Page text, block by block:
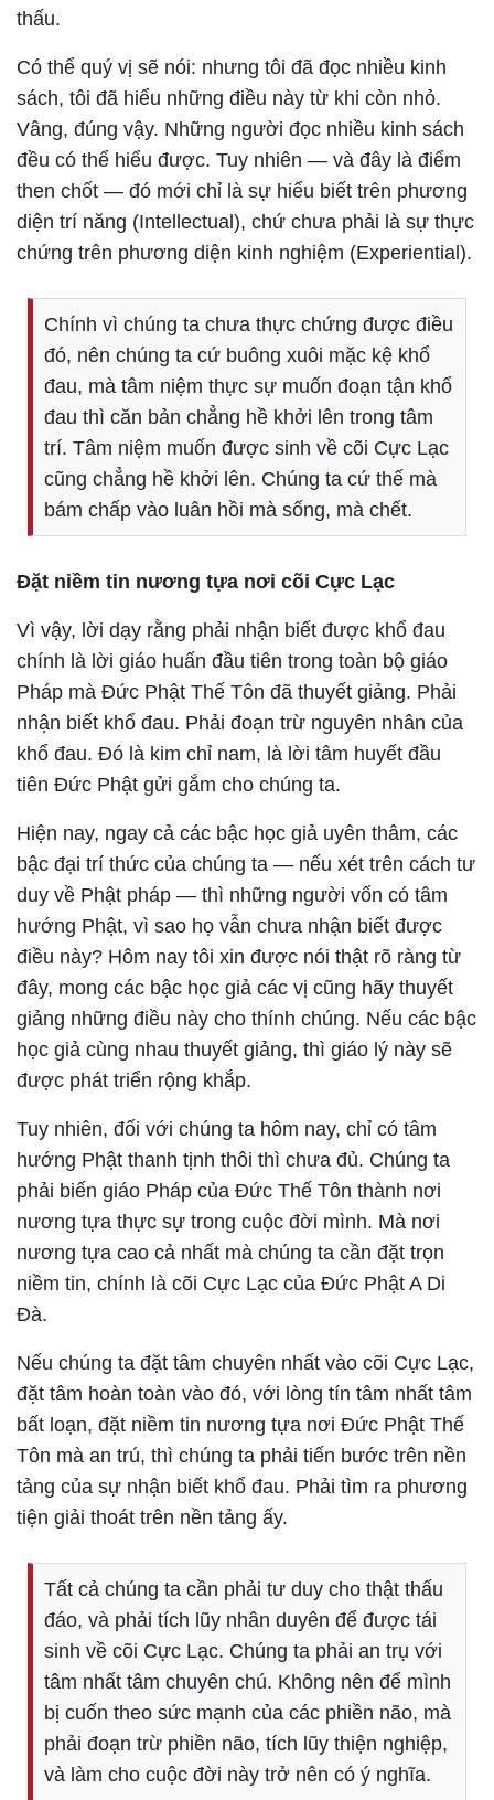
thấu.
Có thể quý vị sẽ nói: nhưng tôi đã đọc nhiều kinh
sách, tôi đã hiểu những điều này từ khi còn nhỏ.
Vâng, đúng vậy. Những người đọc nhiều kinh sách
đều có thể hiểu được. Tuy nhiên — và đây là điểm
then chốt — đó mới chỉ là sự hiểu biết trên phương
diện trí năng (Intellectual), chứ chưa phải là sự thực
chứng trên phương diện kinh nghiệm (Experiential).
Chính vì chúng ta chưa thực chứng được điều
đó, nên chúng ta cứ buông xuôi mặc kệ khổ
đau, mà tâm niệm thực sự muốn đoạn tận khổ
đau thì căn bản chẳng hề khởi lên trong tâm
trí. Tâm niệm muốn được sinh về cõi Cực Lạc
cũng chẳng hề khởi lên. Chúng ta cứ thế mà
bám chấp vào luân hồi mà sống, mà chết.
Đặt niềm tin nương tựa nơi cõi Cực Lạc
Vì vậy, lời dạy rằng phải nhận biết được khổ đau
chính là lời giáo huấn đầu tiên trong toàn bộ giáo
Pháp mà Đức Phật Thế Tôn đã thuyết giảng. Phải
nhận biết khổ đau. Phải đoạn trừ nguyên nhân của
khổ đau. Đó là kim chỉ nam, là lời tâm huyết đầu
tiên Đức Phật gửi gắm cho chúng ta.
Hiện nay, ngay cả các bậc học giả uyên thâm, các
bậc đại trí thức của chúng ta — nếu xét trên cách tư
duy về Phật pháp — thì những người vốn có tâm
hướng Phật, vì sao họ vẫn chưa nhận biết được
điều này? Hôm nay tôi xin được nói thật rõ ràng từ
đây, mong các bậc học giả các vị cũng hãy thuyết
giảng những điều này cho thính chúng. Nếu các bậc
học giả cùng nhau thuyết giảng, thì giáo lý này sẽ
được phát triển rộng khắp.
Tuy nhiên, đối với chúng ta hôm nay, chỉ có tâm
hướng Phật thanh tịnh thôi thì chưa đủ. Chúng ta
phải biến giáo Pháp của Đức Thế Tôn thành nơi
nương tựa thực sự trong cuộc đời mình. Mà nơi
nương tựa cao cả nhất mà chúng ta cần đặt trọn
niềm tin, chính là cõi Cực Lạc của Đức Phật A Di
Đà.
Nếu chúng ta đặt tâm chuyên nhất vào cõi Cực Lạc,
đặt tâm hoàn toàn vào đó, với lòng tín tâm nhất tâm
bất loạn, đặt niềm tin nương tựa nơi Đức Phật Thế
Tôn mà an trú, thì chúng ta phải tiến bước trên nền
tảng của sự nhận biết khổ đau. Phải tìm ra phương
tiện giải thoát trên nền tảng ấy.
Tất cả chúng ta cần phải tư duy cho thật thấu
đáo, và phải tích lũy nhân duyên để được tái
sinh về cõi Cực Lạc. Chúng ta phải an trụ với
tâm nhất tâm chuyên chú. Không nên để mình
bị cuốn theo sức mạnh của các phiền não, mà
phải đoạn trừ phiền não, tích lũy thiện nghiệp,
và làm cho cuộc đời này trở nên có ý nghĩa.